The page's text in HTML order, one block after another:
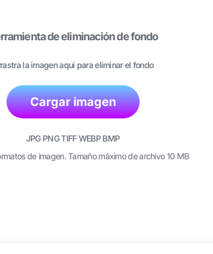
de eliminación de fondo
la imagen aquí para eliminar el fondo
Cargar imagen
JPG PNG TIFF WEBP BMP
de imagen. Tamaño máximo de archivo 10 MB